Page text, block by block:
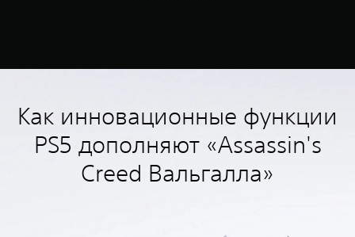
Как инновационные функции
PS5 дополняют «Assassin's
Creed Вальгалла»